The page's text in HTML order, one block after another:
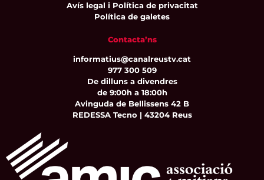
Avís legal i Política de privacitat
Política de galetes
Contacta’ns
informatius@canalreustv.cat
977 300 509
De dilluns a divendres
de 9:00h a 18:00h
Avinguda de Bellissens 42 B
REDESSA Tecno | 43204 Reus